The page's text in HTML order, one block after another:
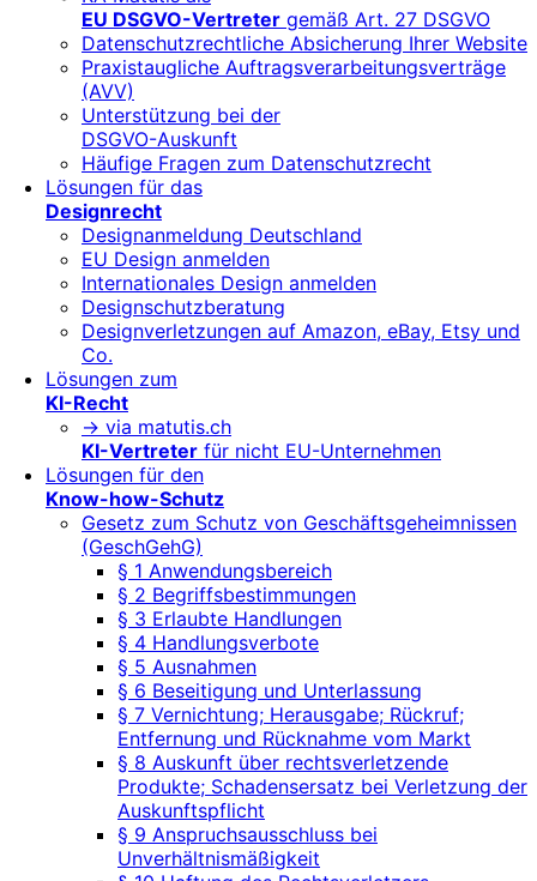
EU DSGVO-Vertreter gemäß Art. 27 DSGVO
Datenschutzrechtliche Absicherung Ihrer Website
Praxistaugliche Auftragsverarbeitungsverträge
(AVV)
Unterstützung bei der
DSGVO-Auskunft
Häufige Fragen zum Datenschutzrecht
Lösungen für das
Designrecht
Designanmeldung Deutschland
EU Design anmelden
Internationales Design anmelden
Designschutzberatung
Designverletzungen auf Amazon, eBay, Etsy und
Co.
Lösungen zum
KI-Recht
-> via matutis.ch
KI-Vertreter für nicht EU-Unternehmen
Lösungen für den
Know-how-Schutz
Gesetz zum Schutz von Geschäftsgeheimnissen
(GeschGehG)
§ 1 Anwendungsbereich
§ 2 Begriffsbestimmungen
§ 3 Erlaubte Handlungen
§ 4 Handlungsverbote
§ 5 Ausnahmen
§ 6 Beseitigung und Unterlassung
§ 7 Vernichtung; Herausgabe; Rückruf;
Entfernung und Rücknahme vom Markt
§ 8 Auskunft über rechtsverletzende
Produkte; Schadensersatz bei Verletzung der
Auskunftspflicht
§ 9 Anspruchsausschluss bei
Unverhältnismäßigkeit